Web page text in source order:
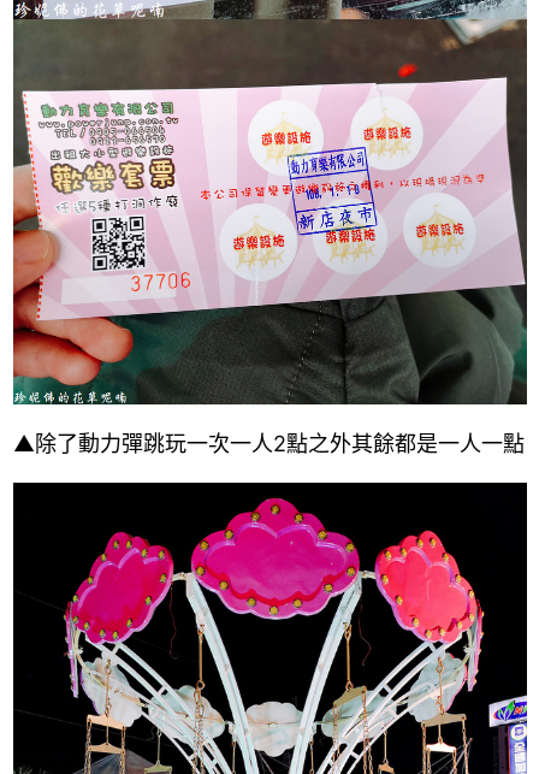
▲除了動力彈跳玩一次一人2點之外其餘都是一人一點